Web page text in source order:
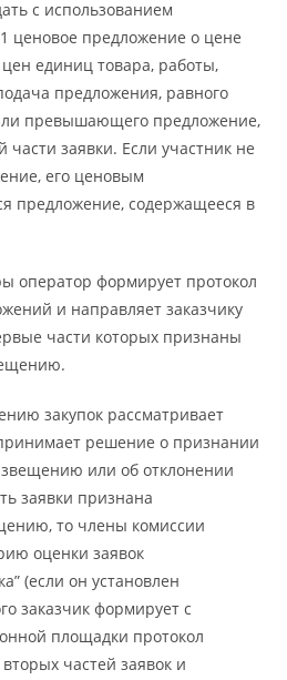
с использованием
ценовое предложение о цене
единиц товара, работы,
предложения, равного
превышающего предложение,
заявки. Если участник не
его ценовым
предложение, содержащееся в
оператор формирует протокол
и направляет заказчику
части которых признаны
закупок рассматривает
решение о признании
или об отклонении
заявки признана
то члены комиссии
оценки заявок
(если он установлен
заказчик формирует с
площадки протокол
частей заявок и